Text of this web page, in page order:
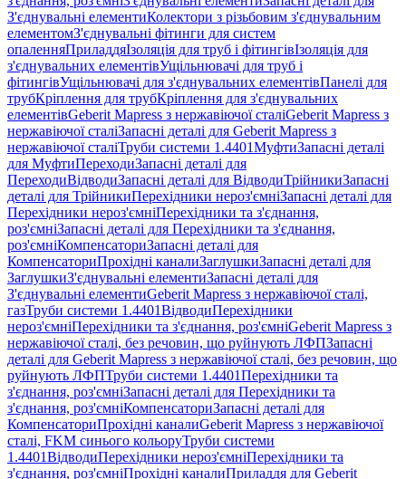
З'єднувальні елементиКолектори з різьбовим з'єднувальним
елементомЗ'єднувальні фітинги для систем
опаленняПриладдяІзоляція для труб і фітингівІзоляція для
з'єднувальних елементівУщільнювачі для труб і
фітингівУщільнювачі для з'єднувальних елементівПанелі для
трубКріплення для трубКріплення для з'єднувальних
елементівGeberit Mapress з нержавіючої сталіGeberit Mapress з
нержавіючої сталіЗапасні деталі для Geberit Mapress з
нержавіючої сталіТруби системи 1.4401МуфтиЗапасні деталі
для МуфтиПереходиЗапасні деталі для
ПереходиВідводиЗапасні деталі для ВідводиТрійникиЗапасні
деталі для ТрійникиПерехідники нероз'ємніЗапасні деталі для
Перехідники нероз'ємніПерехідники та з'єднання,
роз'ємніЗапасні деталі для Перехідники та з'єднання,
роз'ємніКомпенсаториЗапасні деталі для
КомпенсаториПрохідні каналиЗаглушкиЗапасні деталі для
ЗаглушкиЗ'єднувальні елементиЗапасні деталі для
З'єднувальні елементиGeberit Mapress з нержавіючої сталі,
газТруби системи 1.4401ВідводиПерехідники
нероз'ємніПерехідники та з'єднання, роз'ємніGeberit Mapress з
нержавіючої сталі, без речовин, що руйнують ЛФПЗапасні
деталі для Geberit Mapress з нержавіючої сталі, без речовин, що
руйнують ЛФПТруби системи 1.4401Перехідники та
з'єднання, роз'ємніЗапасні деталі для Перехідники та
з'єднання, роз'ємніКомпенсаториЗапасні деталі для
КомпенсаториПрохідні каналиGeberit Mapress з нержавіючої
сталі, FKM синього кольоруТруби системи
1.4401ВідводиПерехідники нероз'ємніПерехідники та
з'єднання, роз'ємніПрохідні каналиПриладдя для Geberit